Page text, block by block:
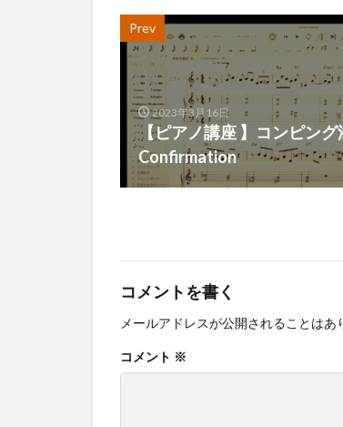
Prev
2023年3月16日
【ピアノ講座 】コンピング
Confirmation
コメントを書く
メールアドレスが公開されることはあ
コメント ※